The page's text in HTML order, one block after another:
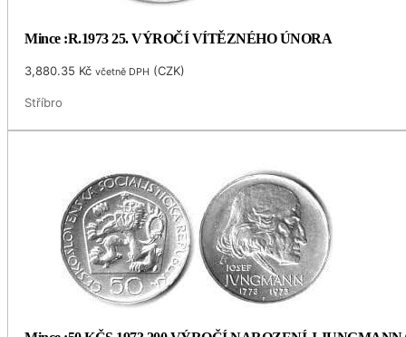
Mince :R.1973 25. VÝROČÍ VÍTĚZNÉHO ÚNORA
3,880.35 Kč včetně DPH (CZK)
Stříbro